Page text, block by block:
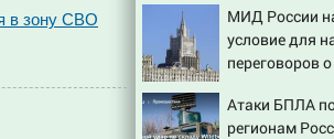
в зону СВО
МИД России
условие для
переговоров
Атаки БПЛА
регионам